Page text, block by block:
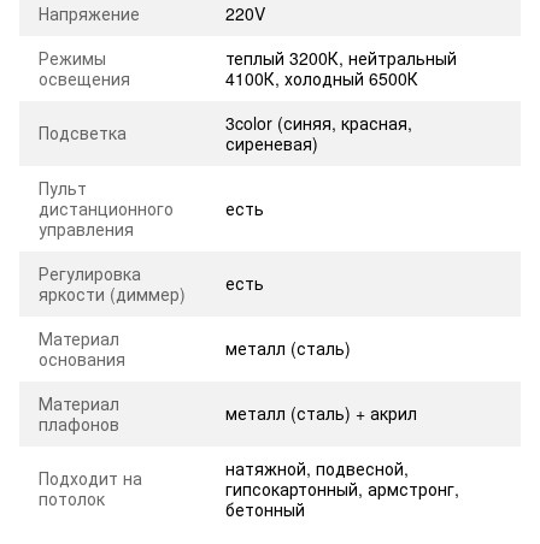
Напряжение
220V
Режимы
освещения
теплый 3200К, нейтральный
4100К, холодный 6500К
Подсветка
3color (синяя, красная,
сиреневая)
Пульт
дистанционного
управления
есть
Регулировка
яркости (диммер)
есть
Материал
основания
металл (сталь)
Материал
плафонов
металл (сталь) + акрил
Подходит на
потолок
натяжной, подвесной,
гипсокартонный, армстронг,
бетонный